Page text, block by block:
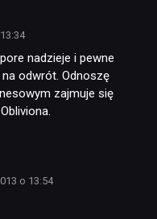
nadzieje i pewne
odwrót. Odnoszę
zajmuje się
o 13:54